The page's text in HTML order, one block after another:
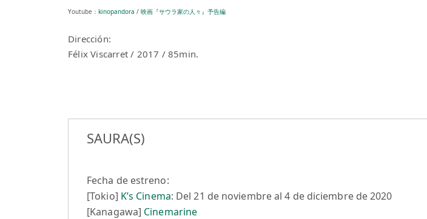
Youtube： kinopandora / 映画『サウラ家の人々』予告編
Dirección:
Félix Viscarret / 2017 / 85min.
SAURA(S)
Fecha de estreno:
[Tokio] K’s Cinema: Del 21 de noviembre al 4 de diciembre de 2020
[Kanagawa] Cinemarine